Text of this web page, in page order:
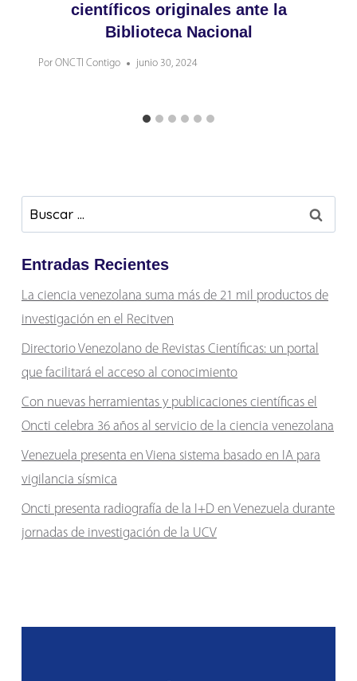
científicos originales ante la
Biblioteca Nacional
Por ONCTI Contigo junio 30, 2024
Buscar:
Entradas Recientes
La ciencia venezolana suma más de 21 mil productos de
investigación en el Recitven
Directorio Venezolano de Revistas Científicas: un portal
que facilitará el acceso al conocimiento
Con nuevas herramientas y publicaciones científicas el
Oncti celebra 36 años al servicio de la ciencia venezolana
Venezuela presenta en Viena sistema basado en IA para
vigilancia sísmica
Oncti presenta radiografía de la I+D en Venezuela durante
jornadas de investigación de la UCV